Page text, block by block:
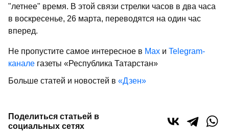
"летнее" время. В этой связи стрелки часов в два часа
в воскресенье, 26 марта, переводятся на один час
вперед.
Не пропустите самое интересное в Max и Telegram-
канале газеты «Республика Татарстан»
Больше статей и новостей в «Дзен»
Поделиться статьей в
социальных сетях